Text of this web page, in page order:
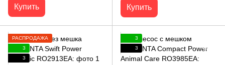
Купить Купить
РАСПРОДАЖА
3
3
3
3